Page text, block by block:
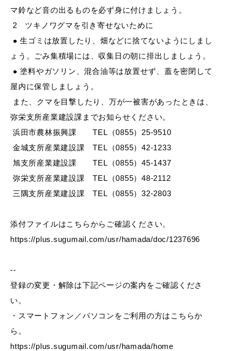
場面から探す
妊娠・出産
教育 出会い・結婚
引っ越し・住まい 就職・退職
マ鈴など音の出るものを必ず身に付けましょう。
2 ツキノワグマを引き寄せないために
● 生ゴミは放置したり、畑などに捨てないようにしまし
ょう。ごみ集積場には、収集日の朝に排出しましょう。
● 塗料やガソリン、混合油等は放置せず、蓋を密閉して
屋内に保管しましょう。
また、クマを目撃したり、万が一被害があったときは、
弥栄支所産業建設課までお知らせください。
浜田市農林振興課 TEL（0855）25-9510
金城支所産業建設課 TEL（0855）42-1233
旭支所産業建設課 TEL（0855）45-1437
弥栄支所産業建設課 TEL（0855）48-2112
三隅支所産業建設課 TEL（0855）32-2803
添付ファイルはこちらからご確認ください。
https://plus.sugumail.com/usr/hamada/doc/1237696
--
登録の変更・解除は下記ページの案内をご確認くださ
い。
・スマートフォン／パソコンをご利用の方はこちらか
ら。
https://plus.sugumail.com/usr/hamada/home